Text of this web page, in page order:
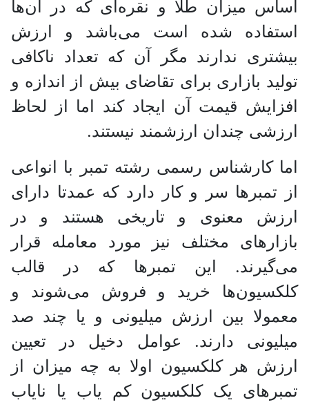
اساس میزان طلا و نقره‌ای که در آن‌ها
استفاده شده است می‌باشد و ارزش
بیشتری ندارند مگر آن که تعداد ناکافی
تولید بازاری برای تقاضای بیش از اندازه و
افزایش قیمت آن ایجاد کند اما از لحاظ
ارزشی چندان ارزشمند نیستند.
اما کارشناس رسمی رشته تمبر با انواعی
از تمبر‌ها سر و کار دارد که عمدتا دارای
ارزش معنوی و تاریخی هستند و در
بازار‌های مختلف نیز مورد معامله قرار
می‌گیرند. این تمبر‌ها که در قالب
کلکسیون‌ها خرید و فروش می‌شوند و
معمولا بین ارزش میلیونی و یا چند صد
میلیونی دارند. عوامل دخیل در تعیین
ارزش هر کلکسیون اولا به چه میزان از
تمبر‌های یک کلکسیون کم یاب یا نایاب